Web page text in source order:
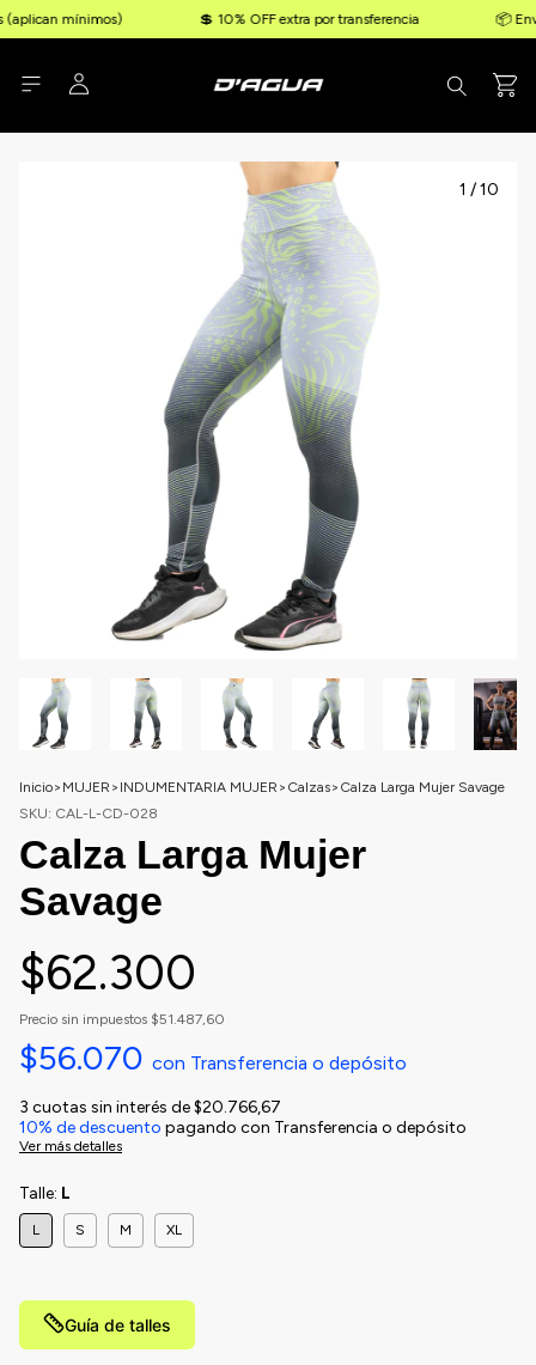
mínimos) 💲 10% OFF extra por transferencia 📦
1 /10
Inicio> MUJER > INDUMENTARIA MUJER > Calzas> Calza Larga Mujer Savage
SKU: CAL-L-CD-028
Calza Larga Mujer
Savage
$62.300
Precio sin impuestos $51.487,60
$56.070 con Transferencia o depósito
3 cuotas sin interés de$20.766,67
10% de descuento pagando con Transferencia o depósito
Ver más detalles
Talle: L
L S M XL
Guía de talles